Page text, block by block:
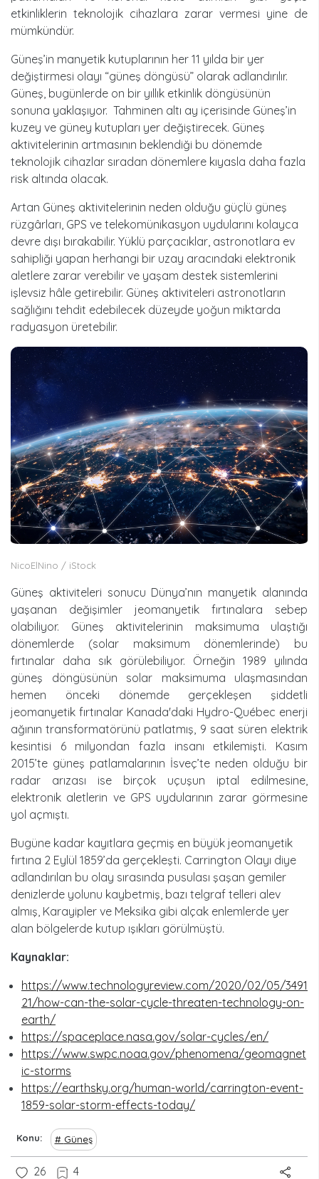
etkinliklerin teknolojik cihazlara zarar vermesi yine de
mümkündür.
Güneş’in manyetik kutuplarının her 11 yılda bir yer
değiştirmesi olayı “güneş döngüsü” olarak adlandırılır.
Güneş, bugünlerde on bir yıllık etkinlik döngüsünün
sonuna yaklaşıyor. Tahminen altı ay içerisinde Güneş’in
kuzey ve güney kutupları yer değiştirecek. Güneş
aktivitelerinin artmasının beklendiği bu dönemde
teknolojik cihazlar sıradan dönemlere kıyasla daha fazla
risk altında olacak.
Artan Güneş aktivitelerinin neden olduğu güçlü güneş
rüzgârları, GPS ve telekomünikasyon uydularını kolayca
devre dışı bırakabilir. Yüklü parçacıklar, astronotlara ev
sahipliği yapan herhangi bir uzay aracındaki elektronik
aletlere zarar verebilir ve yaşam destek sistemlerini
işlevsiz hâle getirebilir. Güneş aktiviteleri astronotların
sağlığını tehdit edebilecek düzeyde yoğun miktarda
radyasyon üretebilir.
NicoElNino / iStock
Güneş aktiviteleri sonucu Dünya’nın manyetik alanında
yaşanan değişimler jeomanyetik fırtınalara sebep
olabiliyor. Güneş aktivitelerinin maksimuma ulaştığı
dönemlerde (solar maksimum dönemlerinde) bu
fırtınalar daha sık görülebiliyor. Örneğin 1989 yılında
güneş döngüsünün solar maksimuma ulaşmasından
hemen önceki dönemde gerçekleşen şiddetli
jeomanyetik fırtınalar Kanada'daki Hydro-Québec enerji
ağının transformatörünü patlatmış, 9 saat süren elektrik
kesintisi 6 milyondan fazla insanı etkilemişti. Kasım
2015’te güneş patlamalarının İsveç’te neden olduğu bir
radar arızası ise birçok uçuşun iptal edilmesine,
elektronik aletlerin ve GPS uydularının zarar görmesine
yol açmıştı.
Bugüne kadar kayıtlara geçmiş en büyük jeomanyetik
fırtına 2 Eylül 1859’da gerçekleşti. Carrington Olayı diye
adlandırılan bu olay sırasında pusulası şaşan gemiler
denizlerde yolunu kaybetmiş, bazı telgraf telleri alev
almış, Karayipler ve Meksika gibi alçak enlemlerde yer
alan bölgelerde kutup ışıkları görülmüştü.
Kaynaklar:
https://www.technologyreview.com/2020/02/05/3491
21/how-can-the-solar-cycle-threaten-technology-on-
earth/
https://spaceplace.nasa.gov/solar-cycles/en/
https://www.swpc.noaa.gov/phenomena/geomagnet
ic-storms
https://earthsky.org/human-world/carrington-event-
1859-solar-storm-effects-today/
Konu Güneş
26 4